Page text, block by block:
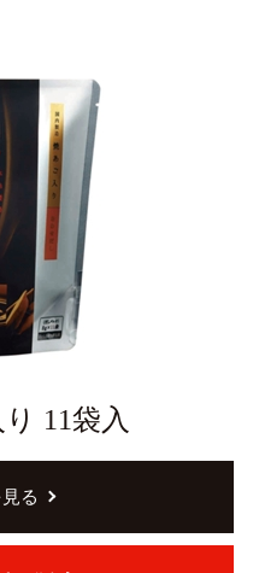
11袋入
る